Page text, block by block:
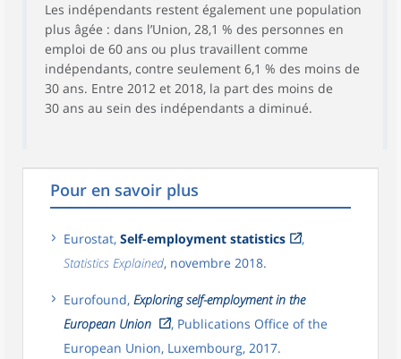
Les indépendants restent également une population
plus âgée : dans l’Union, 28,1 % des personnes en
emploi de 60 ans ou plus travaillent comme
indépendants, contre seulement 6,1 % des moins de
30 ans. Entre 2012 et 2018, la part des moins de
30 ans au sein des indépendants a diminué.
Pour en savoir plus
Eurostat, Self-employment statistics
,
Statistics Explained, novembre 2018.
Eurofound, Exploring self-employment in the
European Union
, Publications Office of the
European Union, Luxembourg, 2017.